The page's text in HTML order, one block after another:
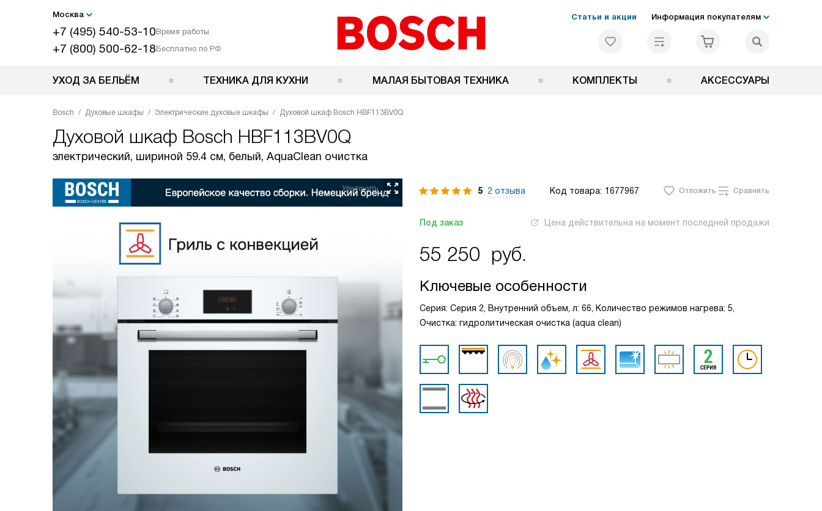
Москва
+7 (495) 540-53-10Время работы
+7 (800) 500-62-18Бесплатно по РФ
Статьи и акции Информация покупателям
УХОД ЗА БЕЛЬЁМ ТЕХНИКА ДЛЯ КУХНИ МАЛАЯ БЫТОВАЯ ТЕХНИКА КОМПЛЕКТЫ АКСЕССУАРЫ
Bosch Духовые шкафы Электрические духовые шкафы Духовой шкаф Bosch HBF113BV0Q
Духовой шкаф Bosch HBF113BV0Q
электрический, шириной 59.4 см, белый, AquaClean очистка
5 2 отзыва Код товара: 1677967 Отложить Сравнить
Под заказ Цена действительна на момент последней продажи
55 250 руб.
Ключевые особенности
Серия: Серия 2, Внутренний объем, л: 66, Количество режимов нагрева: 5,
Очистка: гидролитическая очистка (aqua clean)